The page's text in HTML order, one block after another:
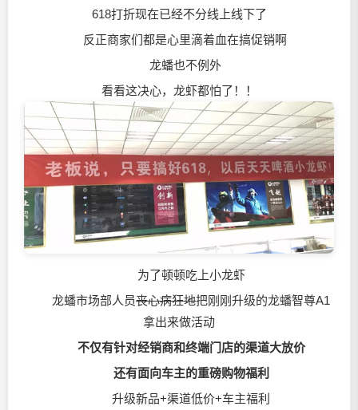
618打折现在已经不分线上线下了
反正商家们都是心里滴着血在搞促销啊
龙蟠也不例外
看看这决心，龙虾都怕了！！
为了顿顿吃上小龙虾
龙蟠市场部人员丧心病狂地把刚刚升级的龙蟠智尊A1
拿出来做活动
不仅有针对经销商和终端门店的渠道大放价
还有面向车主的重磅购物福利
升级新品+渠道低价+车主福利